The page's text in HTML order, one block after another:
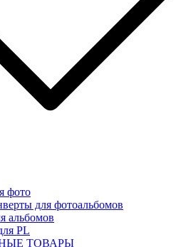
фото
для фотоальбомов
альбомов
PL
ТОВАРЫ